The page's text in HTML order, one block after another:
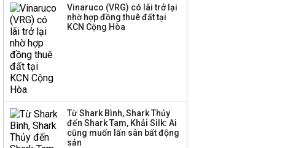
thanh lý toàn bộ cửa
hàng
Công ty 100 tỷ của
Huấn Hoa Hồng bỗng
dưng ‘biến mất’, một
Vinaruco (VRG) có lãi trở lại
nhờ hợp đồng thuê đất tại
KCN Cộng Hòa
Từ Shark Bình, Shark Thủy
đến Shark Tam, Khải Silk: Ai
cũng muốn lấn sân bất động
sản